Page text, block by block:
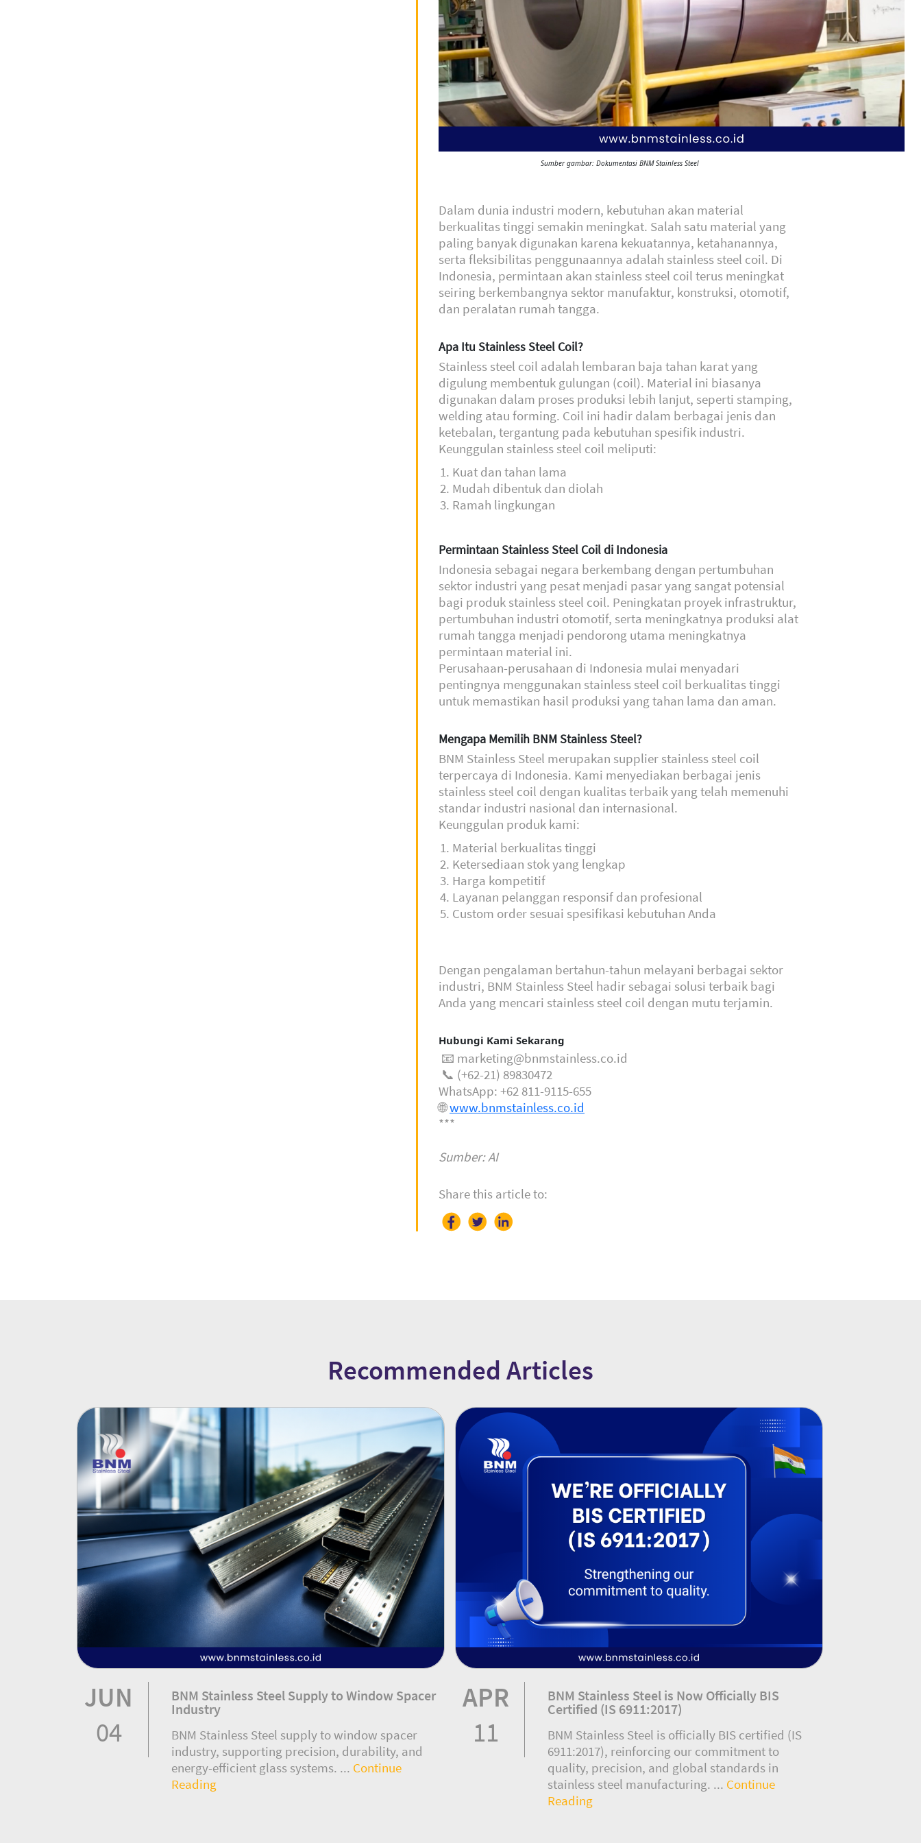
Sumber gambar: Dokumentasi BNM Stainless Steel
Dalam dunia industri modern, kebutuhan akan material
berkualitas tinggi semakin meningkat. Salah satu material yang
paling banyak digunakan karena kekuatannya, ketahanannya,
serta fleksibilitas penggunaannya adalah stainless steel coil. Di
Indonesia, permintaan akan stainless steel coil terus meningkat
seiring berkembangnya sektor manufaktur, konstruksi, otomotif,
dan peralatan rumah tangga.
Apa Itu Stainless Steel Coil?
Stainless steel coil adalah lembaran baja tahan karat yang
digulung membentuk gulungan (coil). Material ini biasanya
digunakan dalam proses produksi lebih lanjut, seperti stamping,
welding atau forming. Coil ini hadir dalam berbagai jenis dan
ketebalan, tergantung pada kebutuhan spesifik industri.
Keunggulan stainless steel coil meliputi:
Kuat dan tahan lama
Mudah dibentuk dan diolah
Ramah lingkungan
Permintaan Stainless Steel Coil di Indonesia
Indonesia sebagai negara berkembang dengan pertumbuhan
sektor industri yang pesat menjadi pasar yang sangat potensial
bagi produk stainless steel coil. Peningkatan proyek infrastruktur,
pertumbuhan industri otomotif, serta meningkatnya produksi alat
rumah tangga menjadi pendorong utama meningkatnya
permintaan material ini.
Perusahaan-perusahaan di Indonesia mulai menyadari
pentingnya menggunakan stainless steel coil berkualitas tinggi
untuk memastikan hasil produksi yang tahan lama dan aman.
Mengapa Memilih BNM Stainless Steel?
BNM Stainless Steel merupakan supplier stainless steel coil
terpercaya di Indonesia. Kami menyediakan berbagai jenis
stainless steel coil dengan kualitas terbaik yang telah memenuhi
standar industri nasional dan internasional.
Keunggulan produk kami:
Material berkualitas tinggi
Ketersediaan stok yang lengkap
Harga kompetitif
Layanan pelanggan responsif dan profesional
Custom order sesuai spesifikasi kebutuhan Anda
Dengan pengalaman bertahun-tahun melayani berbagai sektor
industri, BNM Stainless Steel hadir sebagai solusi terbaik bagi
Anda yang mencari stainless steel coil dengan mutu terjamin.
Hubungi Kami Sekarang
📧 marketing@bnmstainless.co.id
📞 (+62-21) 89830472
WhatsApp: +62 811-9115-655
🌐www.bnmstainless.co.id
***
Sumber: AI
Share this article to:
Recommended Articles
JUN
04
BNM Stainless Steel Supply to Window Spacer
Industry
BNM Stainless Steel supply to window spacer
industry, supporting precision, durability, and
energy-efficient glass systems. ... Continue
Reading
APR
11
BNM Stainless Steel is Now Officially BIS
Certified (IS 6911:2017)
BNM Stainless Steel is officially BIS certified (IS
6911:2017), reinforcing our commitment to
quality, precision, and global standards in
stainless steel manufacturing. ... Continue
Reading